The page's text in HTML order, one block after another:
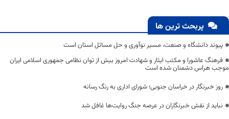
پربحث ترین ها
پیوند دانشگاه و صنعت، مسیر نوآوری و حل مسائل استان است
فرهنگ عاشورا و مکتب ایثار و شهادت امروز بیش از توان نظامی جمهوری اسلامی ایران
موجب هراس دشمنان شده است
روز خبرنگار در خراسان جنوبی؛ شورای اداری به رنگ رسانه
نباید از نقش خبرنگاران در عرصه جنگ روایت‌ها غافل شد